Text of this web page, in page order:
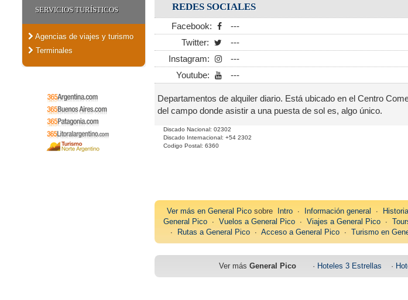
SERVICIOS TURÍSTICOS
Agencias de viajes y turismo
Terminales
REDES SOCIALES
Facebook:
---
Twitter:
---
Instagram:
---
Youtube:
---
Departamentos de alquiler diario. Está ubicado en el Centro
del campo donde asistir a una puesta de sol es, algo único.
Discado Nacional: 02302
Discado Internacional: +54 2302
Codigo Postal: 6360
Ver más en General Picosobre Intro∙ Información general ∙ Historia
General Pico∙ Vuelos a General Pico∙ Viajes a General Pico∙
∙
Rutas a General Pico∙ Acceso a General Pico∙ Turismo en
Ver más General Pico· Hoteles 3 Estrellas ·